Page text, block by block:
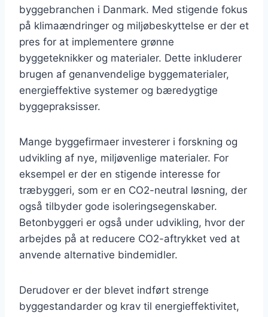
byggebranchen i Danmark. Med stigende fokus
på klimaændringer og miljøbeskyttelse er der et
pres for at implementere grønne
byggeteknikker og materialer. Dette inkluderer
brugen af genanvendelige byggematerialer,
energieffektive systemer og bæredygtige
byggepraksisser.
Mange byggefirmaer investerer i forskning og
udvikling af nye, miljøvenlige materialer. For
eksempel er der en stigende interesse for
træbyggeri, som er en CO2-neutral løsning, der
også tilbyder gode isoleringsegenskaber.
Betonbyggeri er også under udvikling, hvor der
arbejdes på at reducere CO2-aftrykket ved at
anvende alternative bindemidler.
Derudover er der blevet indført strenge
byggestandarder og krav til energieffektivitet,